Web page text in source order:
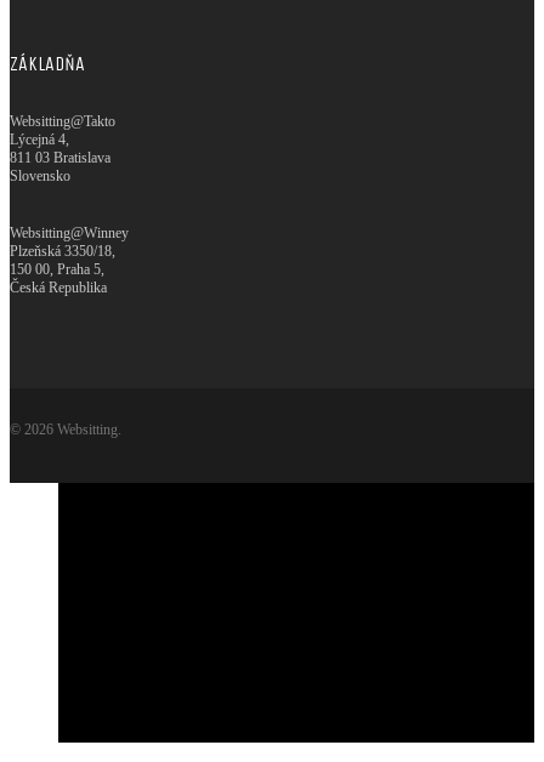
ZÁKLADŇA
Websitting@Takto
Lýcejná 4,
811 03 Bratislava
Slovensko
Websitting@Winney
Plzeňská 3350/18,
150 00, Praha 5,
Česká Republika
© 2026 Websitting.